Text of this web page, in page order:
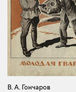
В. А. Гончаров